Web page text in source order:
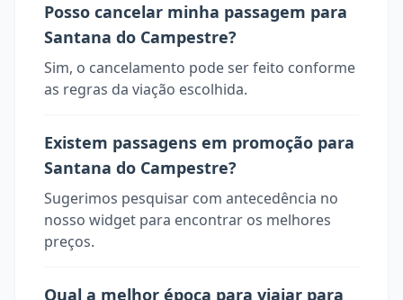
Posso cancelar minha passagem para
Santana do Campestre?
Sim, o cancelamento pode ser feito conforme
as regras da viação escolhida.
Existem passagens em promoção para
Santana do Campestre?
Sugerimos pesquisar com antecedência no
nosso widget para encontrar os melhores
preços.
Qual a melhor época para viajar para